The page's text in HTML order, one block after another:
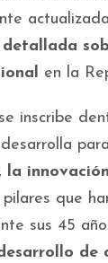
en la
inscribe
la
pilares que
sus 45
de